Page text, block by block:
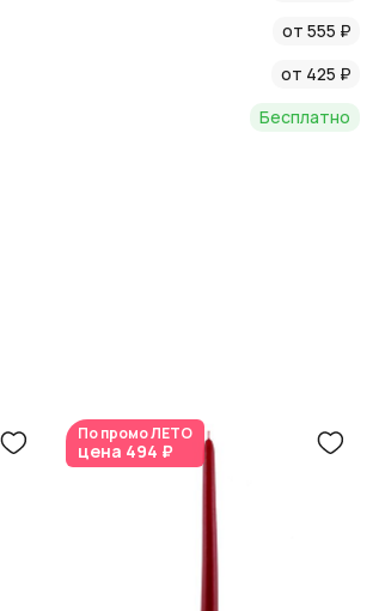
сервис.
от 555 ₽
от 425 ₽
Бесплатно
По промоЛЕТО
цена 494 ₽